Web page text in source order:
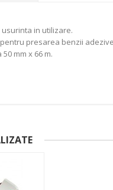
in utilizare.
presarea benzii
mm x 66 m.